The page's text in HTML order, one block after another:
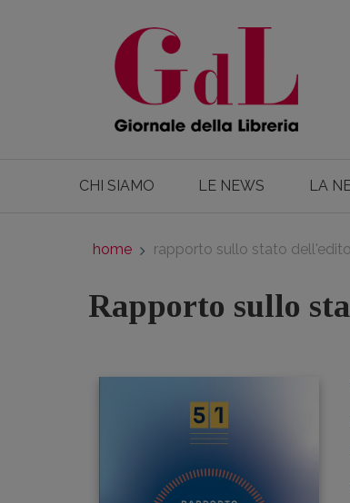
CHI SIAMO LE NEWS LA
home rapporto sullo stato
Rapporto sullo